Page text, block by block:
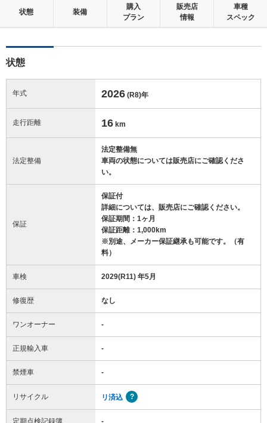
状態 装備
購入
プラン
販売店
情報
車種
スペック
状態
年式 2026 (R8)年
走行距離 16 km
法定整備
法定整備無
車両の状態については販売店にご確認くださ
い。
保証
保証付
詳細については、販売店にご確認ください。
保証期間：1ヶ月
保証距離：1,000km
※別途、メーカー保証継承も可能です。（有
料）
車検 2029(R11) 年5月
修復歴 なし
ワンオーナー -
正規輸入車 -
禁煙車 -
リサイクル リ済込
定期点検記録簿 -